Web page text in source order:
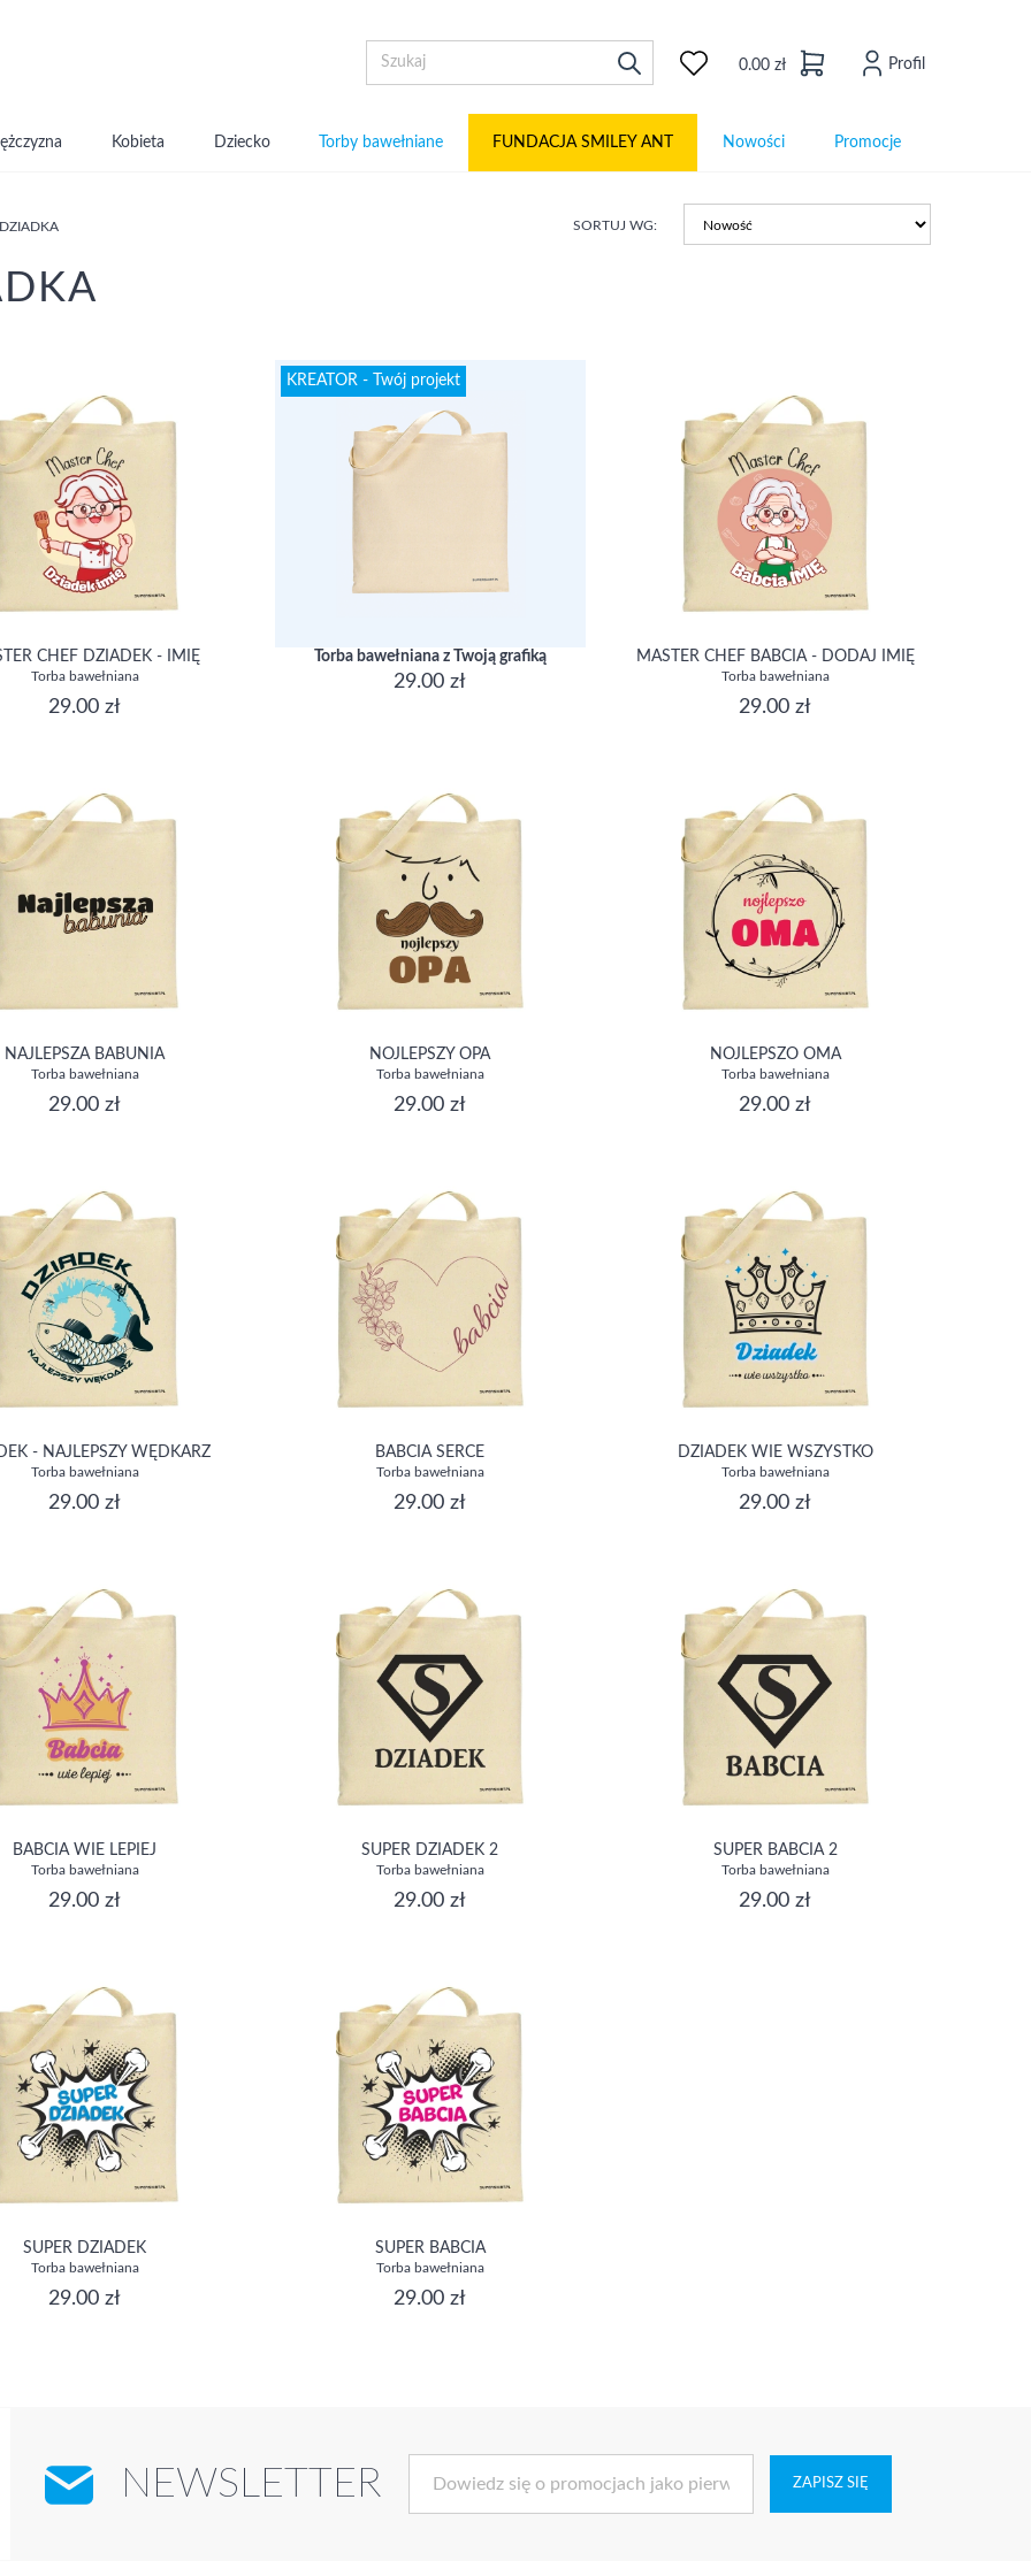
0.00 zł Profil
Kobieta Dziecko Torby bawełniane FUNDACJA SMILEY ANT Nowości Promocje
SORTUJ WG:
CHEF DZIADEK - IMIĘ
Torba bawełniana
29.00 zł
KREATOR - Twój projekt
Torba bawełniana z Twoją grafiką
29.00 zł
MASTER CHEF BABCIA - DODAJ IMIĘ
Torba bawełniana
29.00 zł
NAJLEPSZA BABUNIA
Torba bawełniana
29.00 zł
NOJLEPSZY OPA
Torba bawełniana
29.00 zł
NOJLEPSZO OMA
Torba bawełniana
29.00 zł
- NAJLEPSZY WĘDKARZ
Torba bawełniana
29.00 zł
BABCIA SERCE
Torba bawełniana
29.00 zł
DZIADEK WIE WSZYSTKO
Torba bawełniana
29.00 zł
BABCIA WIE LEPIEJ
Torba bawełniana
29.00 zł
SUPER DZIADEK 2
Torba bawełniana
29.00 zł
SUPER BABCIA 2
Torba bawełniana
29.00 zł
SUPER DZIADEK
Torba bawełniana
29.00 zł
SUPER BABCIA
Torba bawełniana
29.00 zł
NEWSLETTER ZAPISZ SIĘ